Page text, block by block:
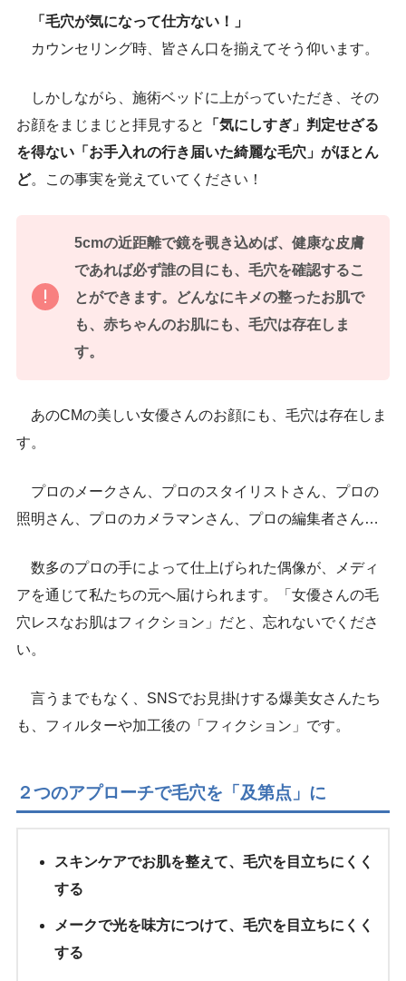
「毛穴が気になって仕方ない！」
カウンセリング時、皆さん口を揃えてそう仰います。
しかしながら、施術ベッドに上がっていただき、その
お顔をまじまじと拝見すると
「気にしすぎ」判定せざる
を得ない「お手入れの行き届いた綺麗な毛穴」がほとん
ど。この事実を覚えていてください！
5cmの近距離で鏡を覗き込めば、健康な皮膚
であれば必ず誰の目にも、毛穴を確認するこ
とができます。どんなにキメの整ったお肌で
も、赤ちゃんのお肌にも、毛穴は存在しま
す。
あのCMの美しい女優さんのお顔にも、毛穴は存在しま
す。
プロのメークさん、プロのスタイリストさん、プロの
照明さん、プロのカメラマンさん、プロの編集者さん…
数多のプロの手によって仕上げられた偶像が、メディ
アを通じて私たちの元へ届けられます。「女優さんの毛
穴レスなお肌はフィクション」だと、忘れないでくださ
い。
言うまでもなく、SNSでお見掛けする爆美女さんたち
も、フィルターや加工後の「フィクション」です。
２つのアプローチで毛穴を「及第点」に
スキンケアでお肌を整えて、毛穴を目立ちにくく
する
メークで光を味方につけて、毛穴を目立ちにくく
する